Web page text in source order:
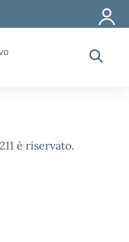
è riservato.